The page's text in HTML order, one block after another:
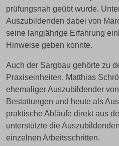
prüfungsnah geübt wurde.
Auszubildenden dabei von
seine langjährige Erfahrung
Hinweise geben konnte.
Auch der Sargbau gehörte zu
Praxiseinheiten. Matthias
ehemaliger Auszubildender
Bestattungen und heute als
praktische Abläufe direkt aus
unterstützte die
einzelnen Arbeitsschritten.